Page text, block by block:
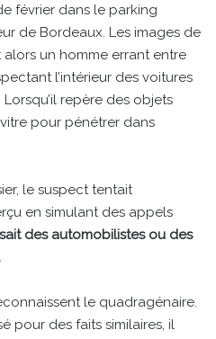
février dans le parking
de Bordeaux. Les images de
un homme errant entre
l’intérieur des voitures
Lorsqu’il repère des objets
pour pénétrer dans
le suspect tentait
en simulant des appels
des automobilistes ou des
le quadragénaire.
pour des faits similaires, il